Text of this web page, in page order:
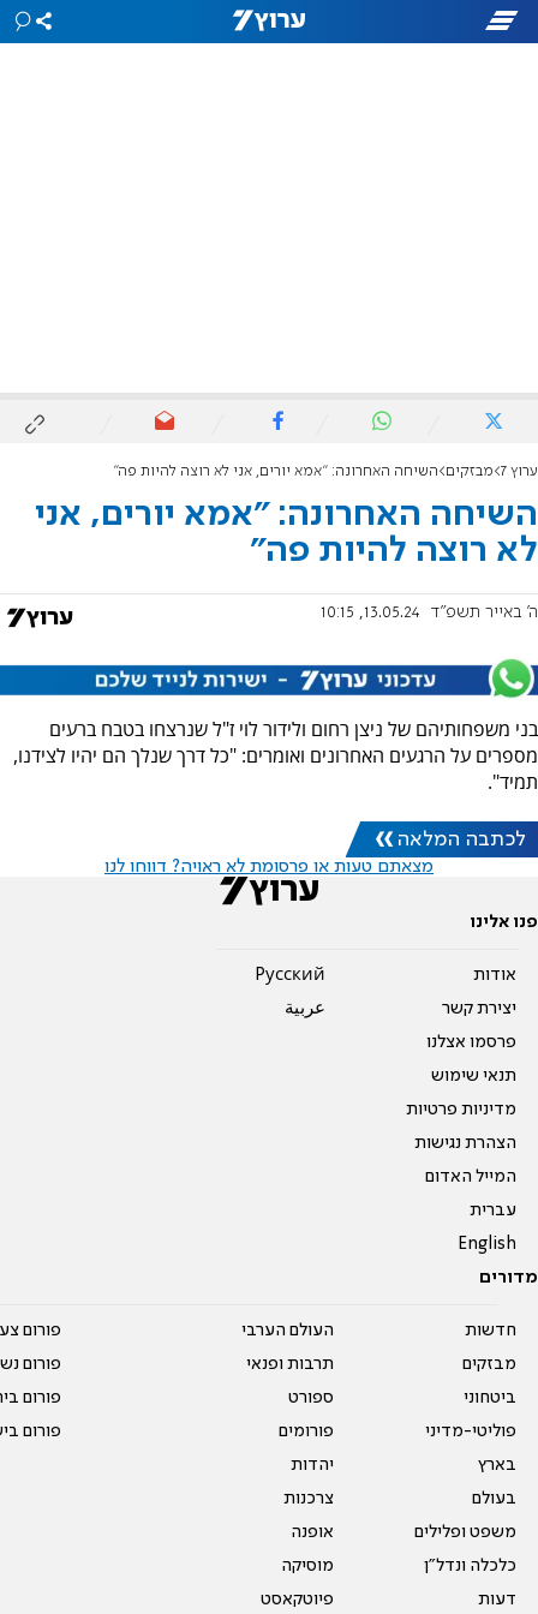
ערוץ 7 מבזקים השיחה האחרונה: "אמא יורים, אני לא רוצה להיות פה"
השיחה האחרונה: "אמא יורים, אני
לא רוצה להיות פה"
ה' באייר תשפ"ד 13.05.24, 10:15
בני משפחותיהם של ניצן רחום ולידור לוי ז"ל שנרצחו בטבח ברעים
מספרים על הרגעים האחרונים ואומרים: "כל דרך שנלך הם יהיו לצידנו,
תמיד".
לכתבה המלאה
מצאתם טעות או פרסומת לא ראויה? דווחו לנו
פנו אלינו
אודות
יצירת קשר
פרסמו אצלנו
תנאי שימוש
מדיניות פרטיות
הצהרת נגישות
המייל האדום
עברית
English
Pусский
عربية
מדורים
חדשות
מבזקים
ביטחוני
פוליטי-מדיני
בארץ
בעולם
משפט ופלילים
כלכלה ונדל"ן
דעות
העולם הערבי
תרבות ופנאי
ספורט
פורומים
יהדות
צרכנות
אופנה
מוסיקה
פיוטקאסט
פורום
פורום
פורום
פורום